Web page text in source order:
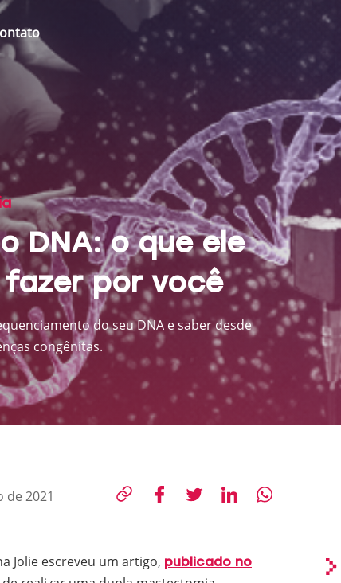
DNA: o que ele
por você
do seu DNA e saber desde
congênitas.
de 2021
Jolie escreveu um artigo, publicado no